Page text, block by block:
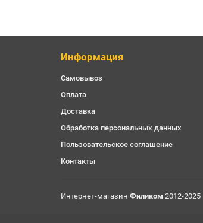
Информация
Самовывоз
Оплата
Доставка
Обработка персональных данных
Пользовательское соглашение
Контакты
Интернет-магазин Филиком 2012-2025